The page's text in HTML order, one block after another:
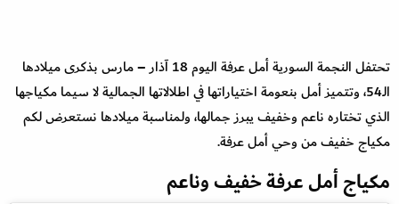
تحتفل النجمة السورية أمل عرفة اليوم 18 آذار – مارس بذكرى ميلادها
الـ54، وتتميز أمل بنعومة اختياراتها في اطلالاتها الجمالية لا سيما مكياجها
الذي تختاره ناعم وخفيف يبرز جمالها، ولمناسبة ميلادها نستعرض لكم
مكياج خفيف من وحي أمل عرفة.
مكياج أمل عرفة خفيف وناعم